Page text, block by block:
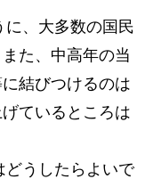
、大多数の国民
た、中高年の当
結びつけるのは
ているところは
どうしたらよいで